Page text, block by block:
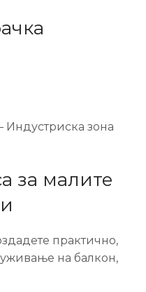
Индустриска зона
за малите
практично,
уживање на балкон,